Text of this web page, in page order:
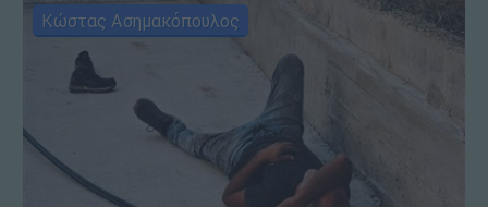
Κώστας Ασημακόπουλος